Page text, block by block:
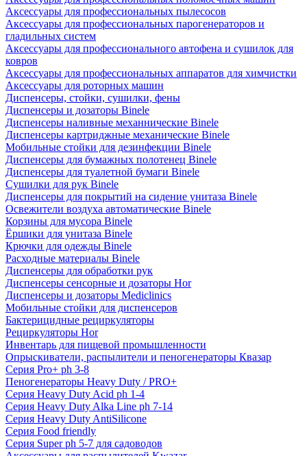
Аксессуары для профессиональных пылесосов
Аксессуары для профессиональных парогенераторов и
гладильных систем
Аксессуары для профессионального автофена и сушилок для
ковров
Аксессуары для профессиональных аппаратов для химчистки
Аксессуары для роторных машин
Диспенсеры, стойки, сушилки, фены
Диспенсеры и дозаторы Binele
Диспенсеры наливные механнические Binele
Диспенсеры картриджные механические Binele
Мобильные стойки для дезинфекции Binele
Диспенсеры для бумажных полотенец Binele
Диспенсеры для туалетной бумаги Binele
Сушилки для рук Binele
Диспенсеры для покрытий на сидение унитаза Binele
Освежители воздуха автоматические Binele
Корзины для мусора Binele
Ёршики для унитаза Binele
Крючки для одежды Binele
Расходные материалы Binele
Диспенсеры для обработки рук
Диспенсеры сенсорные и дозаторы Hor
Диспенсеры и дозаторы Mediclinics
Мобильные стойки для диспенсеров
Бактерицидные рециркуляторы
Рециркуляторы Hor
Инвентарь для пищевой промышленности
Опрыскиватели, распылители и пеногенераторы Квазар
Серия Pro+ ph 3-8
Пеногенераторы Heavy Duty / PRO+
Серия Heavy Duty Acid ph 1-4
Серия Heavy Duty Alka Line ph 7-14
Серия Heavy Duty AntiSilicone
Серия Food friendly
Серия Super ph 5-7 для садоводов